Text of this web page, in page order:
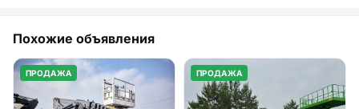
Похожие объявления
ПРОДАЖА ПРОДАЖА